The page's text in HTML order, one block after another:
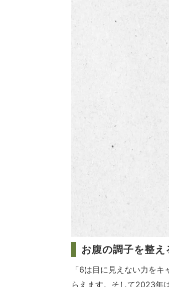
お腹の調子を整
「6は目に見えない力を
らえます。そして2023年